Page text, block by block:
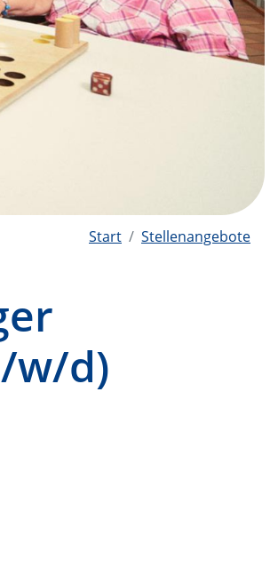
Start Stellenangebote
w/d)